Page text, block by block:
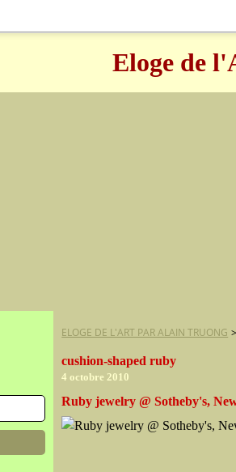
Eloge de
ELOGE DE L'ART PAR ALAIN TRUONG >
cushion-shaped ruby
4 octobre 2010
Ruby jewelry @ Sotheby's,